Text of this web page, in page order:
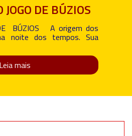
JOGO DE BÚZIOS
BÚZIOS A origem dos
noite dos tempos. Sua
Leia mais